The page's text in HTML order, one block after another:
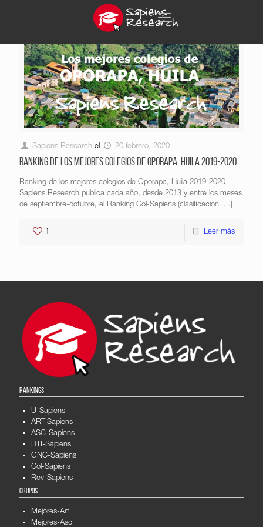
Sapiens Research el 20 febrero, 2020
Ranking de los mejores colegios de Oporapa, Huila 2019-2020
Ranking de los mejores colegios de Oporapa, Huila 2019-2020
Sapiens Research publica cada año, desde 2013 y entre los meses
de septiembre-octubre, el Ranking Col-Sapiens (clasificación […]
1 Leer más
RANKINGS
U-Sapiens
ART-Sapiens
ASC-Sapiens
DTI-Sapiens
GNC-Sapiens
Col-Sapiens
Rev-Sapiens
GRUPOS
Mejores-Art
Mejores-Asc